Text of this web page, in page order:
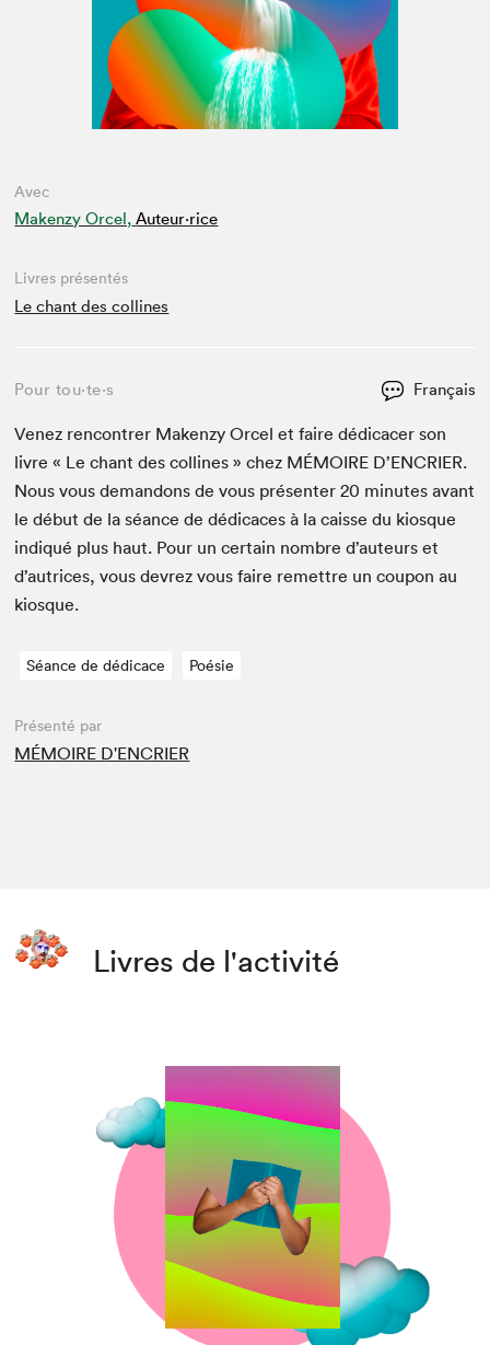
Avec
Makenzy Orcel, Auteur·rice
Livres présentés
Le chant des collines
Pour tou⋅te⋅s Français
Venez ren­con­tr­er Maken­zy Orcel et faire dédi­cac­er son
livre « Le chant des collines » chez MÉMOIRE D’EN­CRIER.
Nous vous deman­dons de vous présen­ter20 min­utes avant
le début de la séance de dédi­caces à la caisse du kiosque
indiqué plus haut. Pour un cer­tain nom­bre d’auteurs et
d’autrices, vous devrez vous faire remet­tre un coupon au
kiosque.
Séance de dédicace Poésie
Présenté par
MÉMOIRE D'ENCRIER
Livres de l'activité